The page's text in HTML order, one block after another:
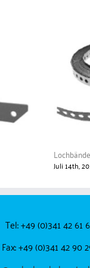
Juli 14th,
Tel: +49 (0)341 42 61
Fax: +49 (0)341 42 90